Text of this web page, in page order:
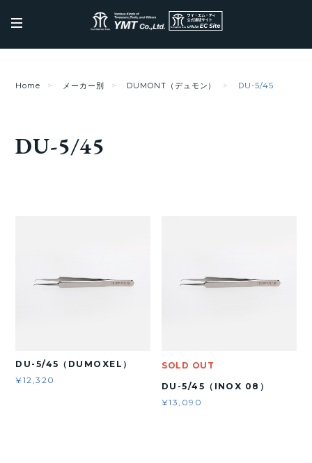
Home メーカー別 DUMONT（デュモン） DU-5/45
DU-5/45
DU-5/45（DUMOXEL）
¥12,320
SOLD OUT
DU-5/45（INOX 08）
¥13,090